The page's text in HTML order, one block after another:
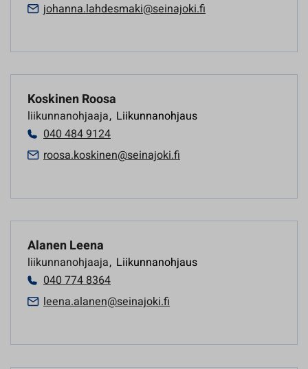
johanna.lahdesmaki@seinajoki.fi
Koskinen Roosa
liikunnanohjaaja, Liikunnanohjaus
040 484 9124
roosa.koskinen@seinajoki.fi
Alanen Leena
liikunnanohjaaja, Liikunnanohjaus
040 774 8364
leena.alanen@seinajoki.fi